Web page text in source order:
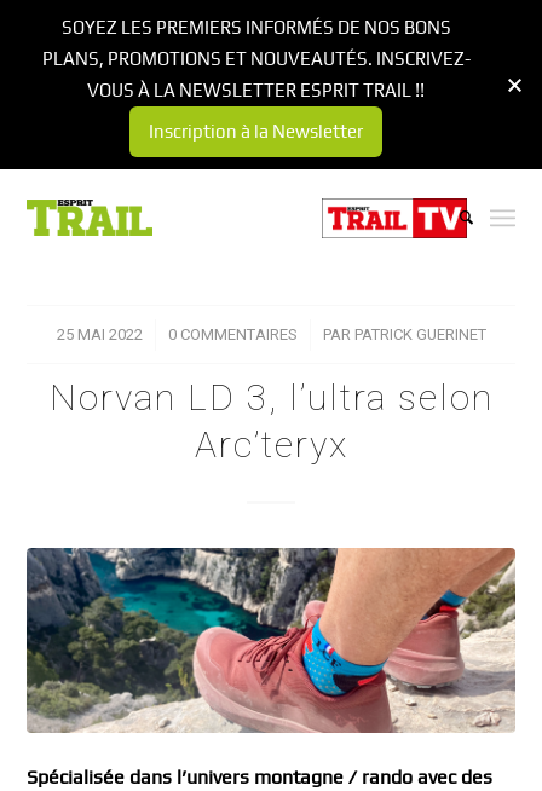
25 MAI 2022
/ 0 COMMENTAIRES
/ PAR PATRICK GUERINET
Norvan LD 3, l’ultra selon
Arc’teryx
Spécialisée dans l’univers montagne / rando avec des
SOYEZ LES PREMIERS INFORMÉS DE NOS BONS
PLANS, PROMOTIONS ET NOUVEAUTÉS. INSCRIVEZ-
VOUS À LA NEWSLETTER ESPRIT TRAIL !!
Inscription à la Newsletter